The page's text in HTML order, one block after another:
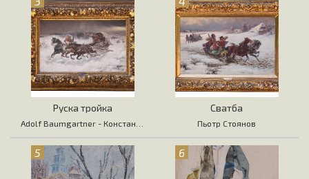
Руска тройка Сватба
Пьотр Стоянов
5 6